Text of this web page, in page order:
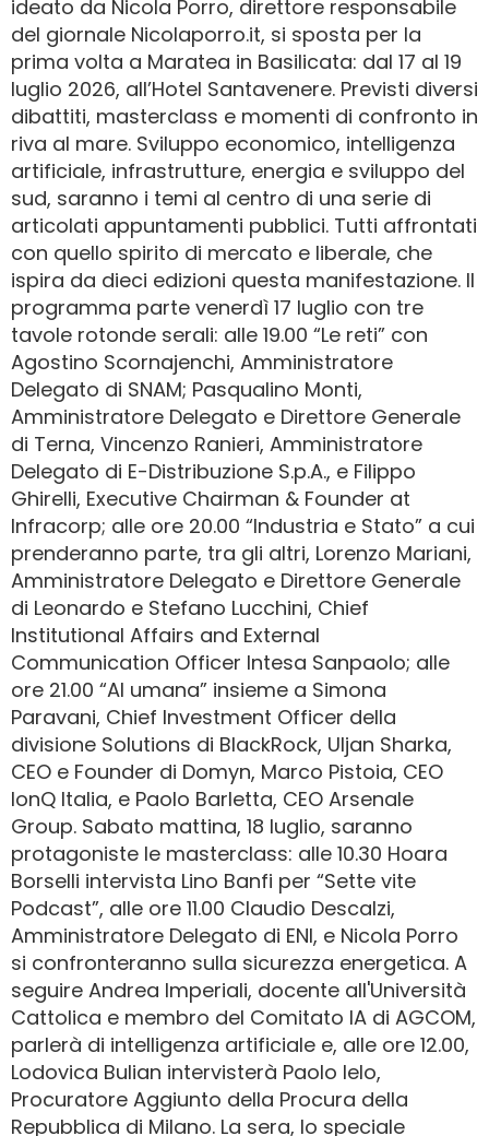
ideato da Nicola Porro, direttore responsabile
del giornale Nicolaporro.it, si sposta per la
prima volta a Maratea in Basilicata: dal 17 al 19
luglio 2026, all’Hotel Santavenere. Previsti diversi
dibattiti, masterclass e momenti di confronto in
riva al mare. Sviluppo economico, intelligenza
artificiale, infrastrutture, energia e sviluppo del
sud, saranno i temi al centro di una serie di
articolati appuntamenti pubblici. Tutti affrontati
con quello spirito di mercato e liberale, che
ispira da dieci edizioni questa manifestazione. Il
programma parte venerdì 17 luglio con tre
tavole rotonde serali: alle 19.00 “Le reti” con
Agostino Scornajenchi, Amministratore
Delegato di SNAM; Pasqualino Monti,
Amministratore Delegato e Direttore Generale
di Terna, Vincenzo Ranieri, Amministratore
Delegato di E-Distribuzione S.p.A., e Filippo
Ghirelli, Executive Chairman & Founder at
Infracorp; alle ore 20.00 “Industria e Stato” a cui
prenderanno parte, tra gli altri, Lorenzo Mariani,
Amministratore Delegato e Direttore Generale
di Leonardo e Stefano Lucchini, Chief
Institutional Affairs and External
Communication Officer Intesa Sanpaolo; alle
ore 21.00 “AI umana” insieme a Simona
Paravani, Chief Investment Officer della
divisione Solutions di BlackRock, Uljan Sharka,
CEO e Founder di Domyn, Marco Pistoia, CEO
IonQ Italia, e Paolo Barletta, CEO Arsenale
Group. Sabato mattina, 18 luglio, saranno
protagoniste le masterclass: alle 10.30 Hoara
Borselli intervista Lino Banfi per “Sette vite
Podcast”, alle ore 11.00 Claudio Descalzi,
Amministratore Delegato di ENI, e Nicola Porro
si confronteranno sulla sicurezza energetica. A
seguire Andrea Imperiali, docente all'Università
Cattolica e membro del Comitato IA di AGCOM,
parlerà di intelligenza artificiale e, alle ore 12.00,
Lodovica Bulian intervisterà Paolo Ielo,
Procuratore Aggiunto della Procura della
Repubblica di Milano. La sera, lo speciale